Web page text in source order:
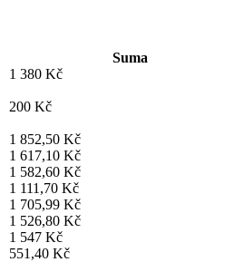
Suma
1 380 Kč
200 Kč
1 852,50 Kč
1 617,10 Kč
1 582,60 Kč
1 111,70 Kč
1 705,99 Kč
1 526,80 Kč
1 547 Kč
551,40 Kč